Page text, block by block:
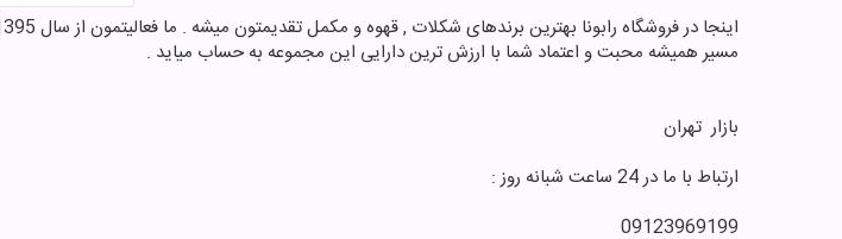
شکلات پروتیینی ورزشی
محصولات پروتیینی ورزشی
فروش عمده
انواع عروسک و اکشن فیگور
مسیر همیشه محبت و اعتماد شما با ارزش ترین دارایی این مجموعه به حساب میاید .
بازار ‌ تهران
ارتباط با ما در 24 ساعت شبانه روز :
09123969199